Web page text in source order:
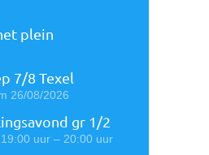
plein
7/8 Texel
26/08/2026
gr 1/2
uur – 20:00 uur